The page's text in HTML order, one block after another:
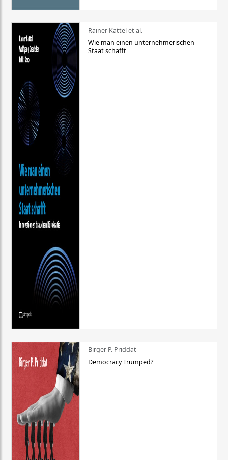
Rainer Kattel et al.
Wie man einen unternehmerischen
Staat schafft
Birger P. Priddat
Democracy Trumped?